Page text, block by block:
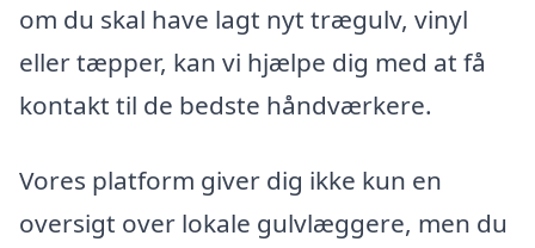
om du skal have lagt nyt trægulv, vinyl
eller tæpper, kan vi hjælpe dig med at få
kontakt til de bedste håndværkere.
Vores platform giver dig ikke kun en
oversigt over lokale gulvlæggere, men du